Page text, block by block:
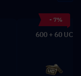
- 7%
600 + 60 UC